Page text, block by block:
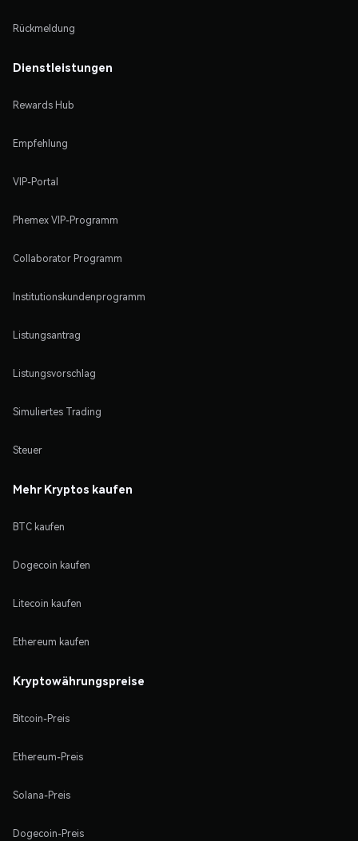
Rückmeldung
Dienstleistungen
Rewards Hub
Empfehlung
VIP-Portal
Phemex VIP-Programm
Collaborator Programm
Institutionskundenprogramm
Listungsantrag
Listungsvorschlag
Simuliertes Trading
Steuer
Mehr Kryptos kaufen
BTC kaufen
Dogecoin kaufen
Litecoin kaufen
Ethereum kaufen
Kryptowährungspreise
Bitcoin-Preis
Ethereum-Preis
Solana-Preis
Dogecoin-Preis